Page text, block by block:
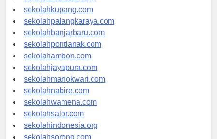
sekolahmanado.com
sekolahkupang.com
sekolahpalangkaraya.com
sekolahbanjarbaru.com
sekolahpontianak.com
sekolahambon.com
sekolahjayapura.com
sekolahmanokwari.com
sekolahnabire.com
sekolahwamena.com
sekolahsalor.com
sekolahindonesia.org